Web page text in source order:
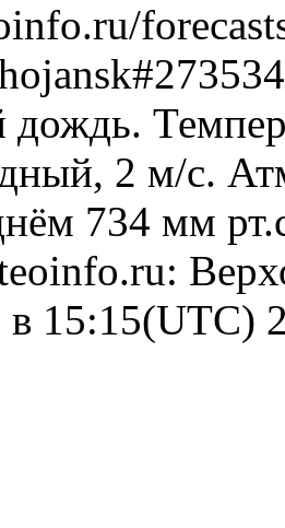
2 м/с.
734 мм
в 15:15(UTC)